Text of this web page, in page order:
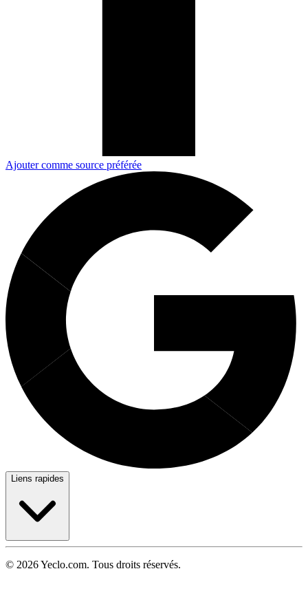
Ajouter comme source préférée
Liens rapides
© 2026 Yeclo.com. Tous droits réservés.